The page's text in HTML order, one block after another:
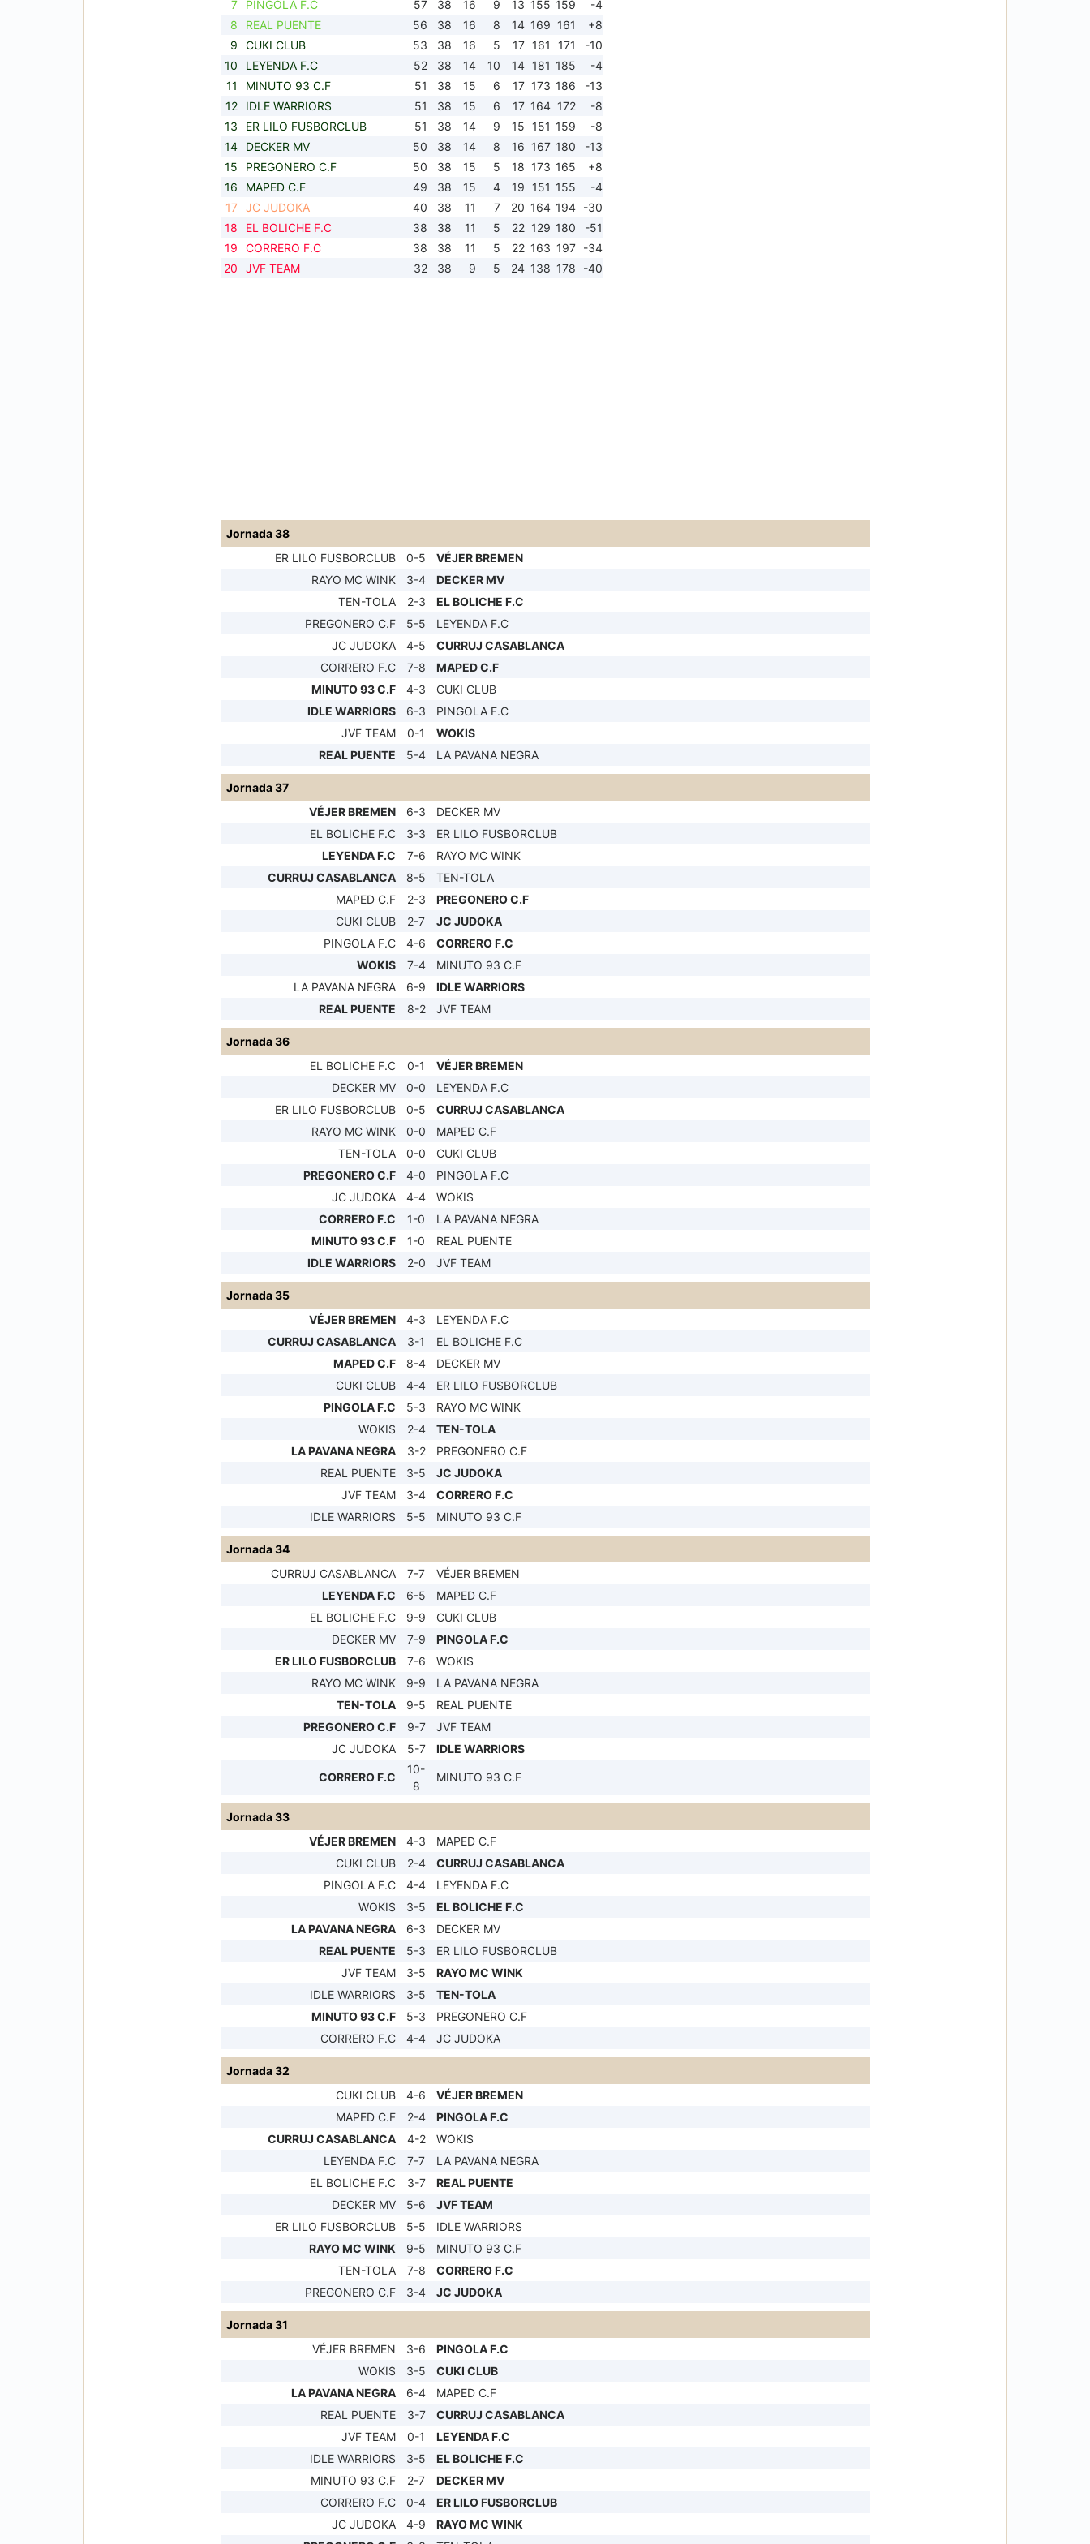
7
PINGOLA F.C 57 38 16 9 13 155 159
-4
8
REAL PUENTE 56 38 16 8 14 169 161
+8
9
CUKI CLUB 53 38 16 5 17 161 171
-10
10
LEYENDA F.C 52 38 14 10 14 181 185
-4
11
MINUTO 93 C.F 51 38 15 6 17 173 186
-13
12
IDLE WARRIORS 51 38 15 6 17 164 172
-8
13
ER LILO FUSBORCLUB 51 38 14 9 15 151 159
-8
14
DECKER MV 50 38 14 8 16 167 180
-13
15
PREGONERO C.F 50 38 15 5 18 173 165
+8
16
MAPED C.F 49 38 15 4 19 151 155
-4
17 JC JUDOKA 40 38 11 7 20 164 194 -30
18
EL BOLICHE F.C 38 38 11 5 22 129 180
-51
19
CORRERO F.C 38 38 11 5 22 163 197 -34
20
JVF TEAM 32 38 9 5 24 138 178 -40
Jornada 38
ER LILO FUSBORCLUB
0-5
VÉJER BREMEN
RAYO MC WINK
3-4
DECKER MV
TEN-TOLA
2-3
EL BOLICHE F.C
PREGONERO C.F
5-5
LEYENDA F.C
JC JUDOKA
4-5
CURRUJ CASABLANCA
CORRERO F.C
7-8
MAPED C.F
MINUTO 93 C.F
4-3
CUKI CLUB
IDLE WARRIORS
6-3
PINGOLA F.C
JVF TEAM
0-1
WOKIS
REAL PUENTE
5-4 LA PAVANA NEGRA
Jornada 37
VÉJER BREMEN
6-3
DECKER MV
EL BOLICHE F.C
3-3
ER LILO FUSBORCLUB
LEYENDA F.C
7-6
RAYO MC WINK
CURRUJ CASABLANCA
8-5
TEN-TOLA
MAPED C.F
2-3
PREGONERO C.F
CUKI CLUB
2-7
JC JUDOKA
PINGOLA F.C
4-6
CORRERO F.C
WOKIS
7-4
MINUTO 93 C.F
LA PAVANA NEGRA
6-9
IDLE WARRIORS
REAL PUENTE
8-2 JVF TEAM
Jornada 36
EL BOLICHE F.C
0-1
VÉJER BREMEN
DECKER MV
0-0
LEYENDA F.C
ER LILO FUSBORCLUB
0-5
CURRUJ CASABLANCA
RAYO MC WINK
0-0
MAPED C.F
TEN-TOLA
0-0
CUKI CLUB
PREGONERO C.F
4-0
PINGOLA F.C
JC JUDOKA
4-4
WOKIS
CORRERO F.C
1-0
LA PAVANA NEGRA
MINUTO 93 C.F
1-0
REAL PUENTE
IDLE WARRIORS
2-0 JVF TEAM
Jornada 35
VÉJER BREMEN
4-3
LEYENDA F.C
CURRUJ CASABLANCA
3-1
EL BOLICHE F.C
MAPED C.F
8-4
DECKER MV
CUKI CLUB
4-4
ER LILO FUSBORCLUB
PINGOLA F.C
5-3
RAYO MC WINK
WOKIS
2-4
TEN-TOLA
LA PAVANA NEGRA
3-2
PREGONERO C.F
REAL PUENTE
3-5
JC JUDOKA
JVF TEAM
3-4
CORRERO F.C
IDLE WARRIORS
5-5 MINUTO 93 C.F
Jornada 34
CURRUJ CASABLANCA
7-7
VÉJER BREMEN
LEYENDA F.C
6-5
MAPED C.F
EL BOLICHE F.C
9-9
CUKI CLUB
DECKER MV
7-9
PINGOLA F.C
ER LILO FUSBORCLUB
7-6
WOKIS
RAYO MC WINK
9-9
LA PAVANA NEGRA
TEN-TOLA
9-5
REAL PUENTE
PREGONERO C.F
9-7
JVF TEAM
JC JUDOKA
5-7 IDLE WARRIORS
CORRERO F.C
10-
8
MINUTO 93 C.F
Jornada 33
VÉJER BREMEN
4-3
MAPED C.F
CUKI CLUB
2-4
CURRUJ CASABLANCA
PINGOLA F.C
4-4
LEYENDA F.C
WOKIS
3-5
EL BOLICHE F.C
LA PAVANA NEGRA
6-3
DECKER MV
REAL PUENTE
5-3
ER LILO FUSBORCLUB
JVF TEAM
3-5
RAYO MC WINK
IDLE WARRIORS
3-5
TEN-TOLA
MINUTO 93 C.F
5-3
PREGONERO C.F
CORRERO F.C
4-4 JC JUDOKA
Jornada 32
CUKI CLUB
4-6
VÉJER BREMEN
MAPED C.F
2-4
PINGOLA F.C
CURRUJ CASABLANCA
4-2
WOKIS
LEYENDA F.C
7-7
LA PAVANA NEGRA
EL BOLICHE F.C
3-7
REAL PUENTE
DECKER MV
5-6
JVF TEAM
ER LILO FUSBORCLUB
5-5
IDLE WARRIORS
RAYO MC WINK
9-5
MINUTO 93 C.F
TEN-TOLA
7-8
CORRERO F.C
PREGONERO C.F
3-4 JC JUDOKA
Jornada 31
VÉJER BREMEN
3-6
PINGOLA F.C
WOKIS
3-5
CUKI CLUB
LA PAVANA NEGRA
6-4
MAPED C.F
REAL PUENTE
3-7
CURRUJ CASABLANCA
JVF TEAM
0-1
LEYENDA F.C
IDLE WARRIORS
3-5
EL BOLICHE F.C
MINUTO 93 C.F
2-7
DECKER MV
CORRERO F.C
0-4
ER LILO FUSBORCLUB
JC JUDOKA
4-9
RAYO MC WINK